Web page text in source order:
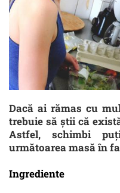
Dacă ai rămas cu
trebuie să știi că
Astfel, schimbi
următoarea masă în
Ingrediente